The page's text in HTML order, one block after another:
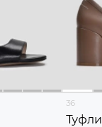
36
Туфли